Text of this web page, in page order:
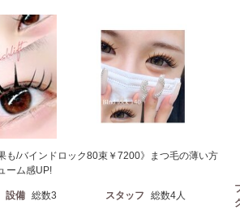
も/バインドロック80束￥7200》まつ毛の薄い方
ーム感UP!
設備 総数3 スタッフ 総数4人